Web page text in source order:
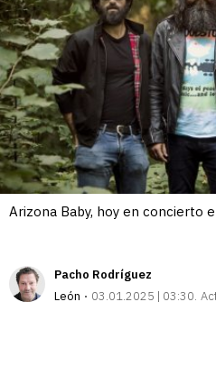
Arizona Baby, hoy en concierto
Pacho Rodríguez
León
03.01.2025 | 03:30